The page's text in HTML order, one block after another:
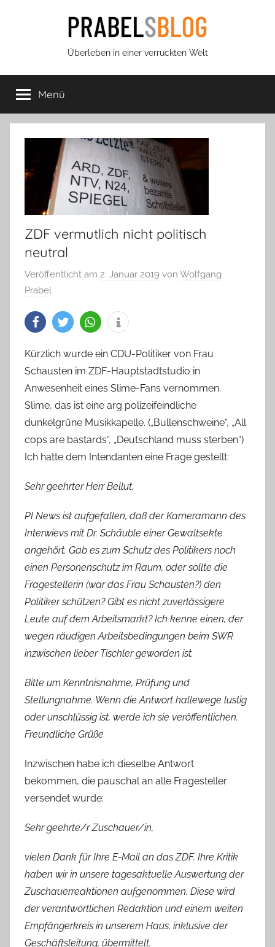
Prabels
Blog
Überleben in einer verrückten Welt
Menü
ZDF vermutlich nicht politisch
neutral
Veröffentlicht am 2. Januar 2019 von Wolfgang
Prabel
Kürzlich wurde ein CDU-Politiker von Frau
Schausten im ZDF-Hauptstadtstudio in
Anwesenheit eines Slime-Fans vernommen.
Slime, das ist eine arg polizeifeindliche
dunkelgrüne Musikkapelle. („Bullenschweine“, „All
cops are bastards“, „Deutschland muss sterben“)
Ich hatte dem Intendanten eine Frage gestellt:
Sehr geehrter Herr Bellut,
PI News ist aufgefallen, daß der Kameramann des
Interwievs mit Dr. Schäuble einer Gewaltsekte
angehört. Gab es zum Schutz des Politikers noch
einen Personenschutz im Raum, oder sollte die
Fragestellerin (war das Frau Schausten?) den
Politiker schützen? Gibt es nicht zuverlässigere
Leute auf dem Arbeitsmarkt? Ich kenne einen, der
wegen räudigen Arbeitsbedingungen beim SWR
inzwischen lieber Tischler geworden ist.
Bitte um Kenntnisnahme, Prüfung und
Stellungnahme. Wenn die Antwort hallewege lustig
oder unschlüssig ist, werde ich sie veröffentlichen.
Freundliche Grüße
Inzwischen habe ich dieselbe Antwort
bekommen, die pauschal an alle Fragesteller
versendet wurde:
Sehr geehrte/r Zuschauer/in,
vielen Dank für Ihre E-Mail an das ZDF. Ihre Kritik
haben wir in unsere tagesaktuelle Auswertung der
Zuschauerreaktionen aufgenommen. Diese wird
der verantwortlichen Redaktion und einem weiten
Empfängerkreis in unserem Haus, inklusive der
Geschäftsleitung, übermittelt.